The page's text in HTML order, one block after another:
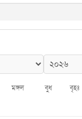
মঙ্গল বুধ বৃহঃ